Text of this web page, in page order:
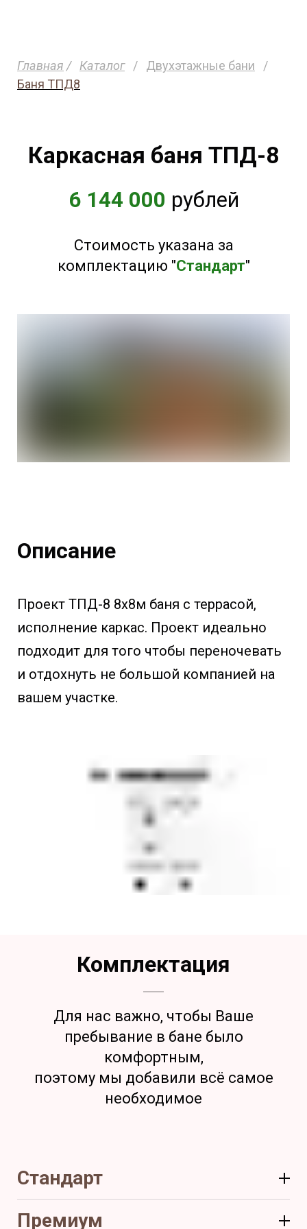
Главная / Каталог/ Двухэтажные бани /
Баня ТПД8
Каркасная баня ТПД-8
6 144 000 рублей
Стоимость указана за
комплектацию "Стандарт"
Описание
Проект ТПД-8 8х8м баня с террасой,
исполнение каркас. Проект идеально
подходит для того чтобы переночевать
и отдохнуть не большой компанией на
вашем участке.
Комплектация
Для нас важно, чтобы Ваше
пребывание в бане было
комфортным,
поэтому мы добавили всё самое
необходимое
Стандарт
Премиум